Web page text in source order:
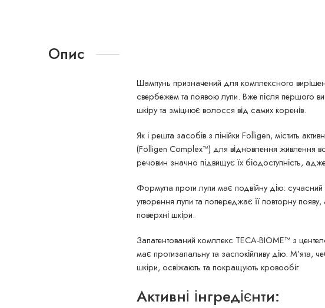
Опис
Шампунь призначений для комплексного
свербежем та появою лупи. Вже після першого
шкіру та зміцнює волосся від самих коренів.
Як і решта засобів з лінійки Folligen, містить
(Folligen Complex™) для відновлення живлення
речовин значно підвищує їх біодоступність,
Формула проти лупи має подвійну дію: сучасний
утворення лупи та попереджає її повторну
поверхні шкіри.
Запатентований комплекс TECA-BIOME™ з
має протизапальну та заспокійливу дію. М’ята,
шкіри, освіжають та покращують кровообіг.
Активні інгредієнти: